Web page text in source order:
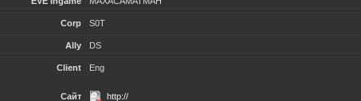
Corp S0T
Ally DS
Client Eng
Сайт http://